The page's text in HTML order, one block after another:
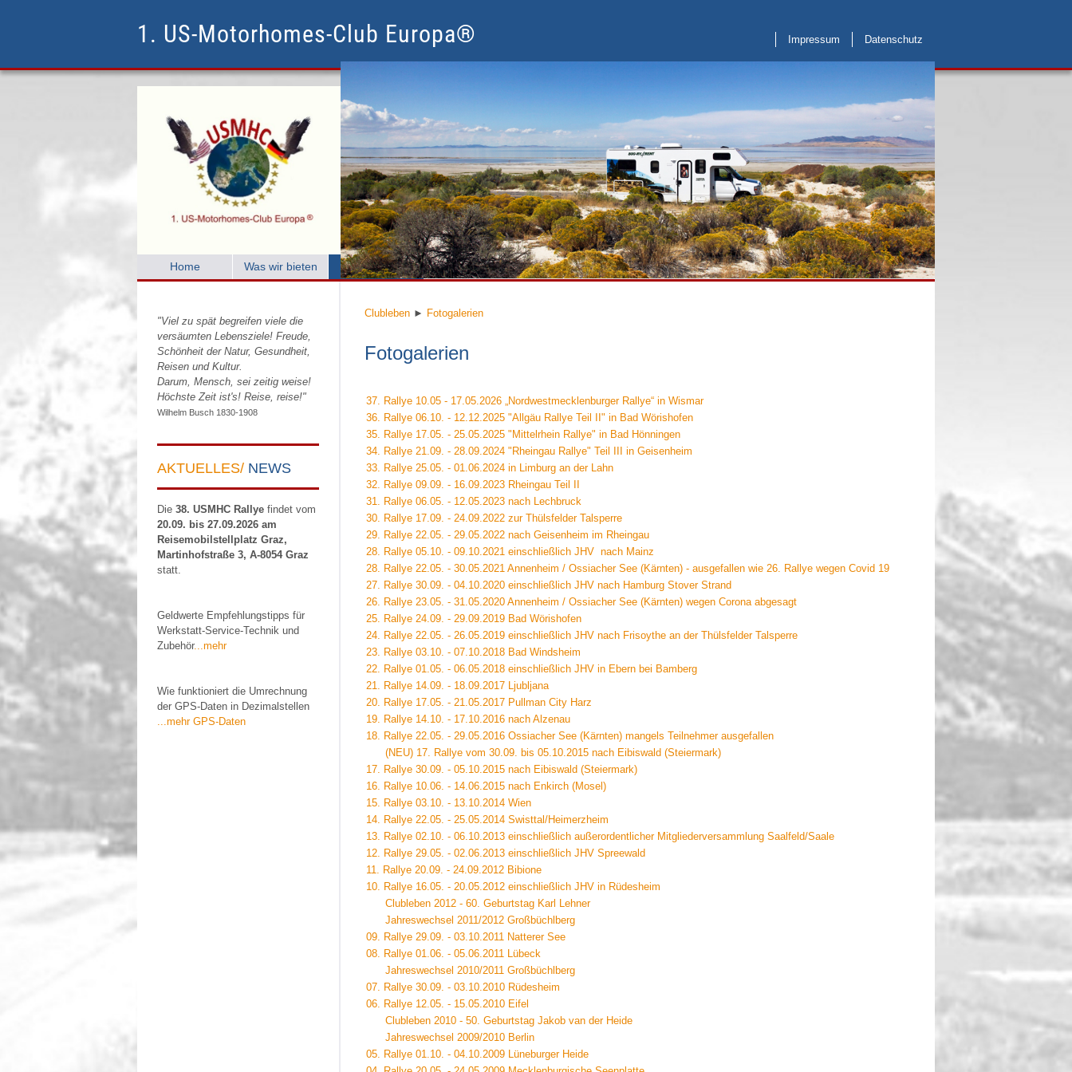
1. US-Motorhomes-Club Europa® Impressum Datenschutz
Home Was wir bieten Clubleben Mitglied werden Nur für Mitglieder Service Weblinks Kontakt
"Viel zu spät begreifen viele die
versäumten Lebensziele! Freude,
Schönheit der Natur, Gesundheit,
Reisen und Kultur.
Darum, Mensch, sei zeitig weise!
Höchste Zeit ist's! Reise, reise!"
Wilhelm Busch 1830-1908
AKTUELLES/ NEWS
Die 38. USMHC Rallye findet vom
20.09. bis 27.09.2026 am
Reisemobilstellplatz Graz,
Martinhofstraße 3, A-8054 Graz
statt.
Geldwerte Empfehlungstipps für
Werkstatt-Service-Technik und
Zubehör...mehr
Wie funktioniert die Umrechnung
der GPS-Daten in Dezimalstellen
...mehr GPS-Daten
Clubleben ► Fotogalerien
Fotogalerien
37. Rallye 10.05 - 17.05.2026 „Nordwestmecklenburger Rallye“ in Wismar
36. Rallye 06.10. - 12.12.2025 "Allgäu Rallye Teil II" in Bad Wörishofen
35. Rallye 17.05. - 25.05.2025 "Mittelrhein Rallye" in Bad Hönningen
34. Rallye 21.09. - 28.09.2024 "Rheingau Rallye" Teil III in Geisenheim
33. Rallye 25.05. - 01.06.2024 in Limburg an der Lahn
32. Rallye 09.09. - 16.09.2023 Rheingau Teil II
31. Rallye 06.05. - 12.05.2023 nach Lechbruck
30. Rallye 17.09. - 24.09.2022 zur Thülsfelder Talsperre
29. Rallye 22.05. - 29.05.2022 nach Geisenheim im Rheingau
28. Rallye 05.10. - 09.10.2021 einschließlich JHV nach Mainz
28. Rallye 22.05. - 30.05.2021 Annenheim / Ossiacher See (Kärnten) - ausgefallen wie 26. Rallye wegen Covid 19
27. Rallye 30.09. - 04.10.2020 einschließlich JHV nach Hamburg Stover Strand
26. Rallye 23.05. - 31.05.2020 Annenheim / Ossiacher See (Kärnten) wegen Corona abgesagt
25. Rallye 24.09. - 29.09.2019 Bad Wörishofen
24. Rallye 22.05. - 26.05.2019 einschließlich JHV nach Frisoythe an der Thülsfelder Talsperre
23. Rallye 03.10. - 07.10.2018 Bad Windsheim
22. Rallye 01.05. - 06.05.2018 einschließlich JHV in Ebern bei Bamberg
21. Rallye 14.09. - 18.09.2017 Ljubljana
20. Rallye 17.05. - 21.05.2017 Pullman City Harz
19. Rallye 14.10. - 17.10.2016 nach Alzenau
18. Rallye 22.05. - 29.05.2016 Ossiacher See (Kärnten) mangels Teilnehmer ausgefallen
(NEU) 17. Rallye vom 30.09. bis 05.10.2015 nach Eibiswald (Steiermark)
17. Rallye 30.09. - 05.10.2015 nach Eibiswald (Steiermark)
16. Rallye 10.06. - 14.06.2015 nach Enkirch (Mosel)
15. Rallye 03.10. - 13.10.2014 Wien
14. Rallye 22.05. - 25.05.2014 Swisttal/Heimerzheim
13. Rallye 02.10. - 06.10.2013 einschließlich außerordentlicher Mitgliederversammlung Saalfeld/Saale
12. Rallye 29.05. - 02.06.2013 einschließlich JHV Spreewald
11. Rallye 20.09. - 24.09.2012 Bibione
10. Rallye 16.05. - 20.05.2012 einschließlich JHV in Rüdesheim
Clubleben 2012 - 60. Geburtstag Karl Lehner
Jahreswechsel 2011/2012 Großbüchlberg
09. Rallye 29.09. - 03.10.2011 Natterer See
08. Rallye 01.06. - 05.06.2011 Lübeck
Jahreswechsel 2010/2011 Großbüchlberg
07. Rallye 30.09. - 03.10.2010 Rüdesheim
06. Rallye 12.05. - 15.05.2010 Eifel
Clubleben 2010 - 50. Geburtstag Jakob van der Heide
Jahreswechsel 2009/2010 Berlin
05. Rallye 01.10. - 04.10.2009 Lüneburger Heide